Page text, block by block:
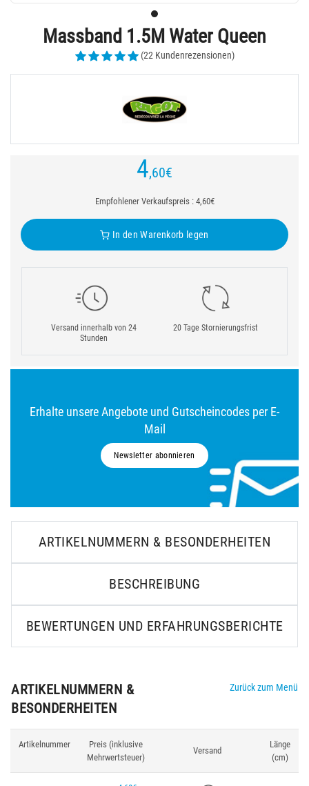
Massband 1.5M Water Queen
(22 Kundenrezensionen)
4,60€
Empfohlener Verkaufspreis : 4,60€
In den Warenkorb legen
Versand innerhalb von 24
Stunden
20 Tage Stornierungsfrist
Erhalte unsere Angebote und Gutscheincodes per E-
Mail
Newsletter abonnieren
ARTIKELNUMMERN & BESONDERHEITEN
BESCHREIBUNG
BEWERTUNGEN UND ERFAHRUNGSBERICHTE
ARTIKELNUMMERN &
BESONDERHEITEN
Zurück zum Menü
Artikelnummer
Preis (inklusive
Mehrwertsteuer)
Versand
Länge
(cm)